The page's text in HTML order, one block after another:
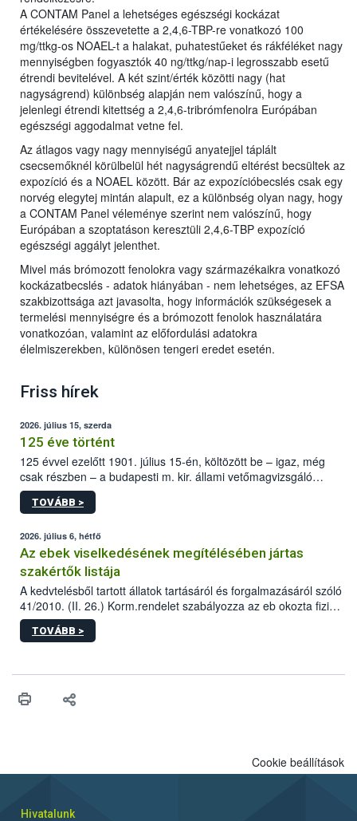
A CONTAM Panel a lehetséges egészségi kockázat
értékelésére összevetette a 2,4,6-TBP-re vonatkozó 100
mg/ttkg-os NOAEL-t a halakat, puhatestűeket és rákféléket nagy
mennyiségben fogyasztók 40 ng/ttkg/nap-i legrosszabb esetű
étrendi bevitelével. A két szint/érték közötti nagy (hat
nagyságrend) különbség alapján nem valószínű, hogy a
jelenlegi étrendi kitettség a 2,4,6-tribrómfenolra Európában
egészségi aggodalmat vetne fel.
Az átlagos vagy nagy mennyiségű anyatejjel táplált
csecsemőknél körülbelül hét nagyságrendű eltérést becsültek az
expozíció és a NOAEL között. Bár az expozícióbecslés csak egy
norvég elegytej mintán alapult, ez a különbség olyan nagy, hogy
a CONTAM Panel véleménye szerint nem valószínű, hogy
Európában a szoptatáson keresztüli 2,4,6-TBP expozíció
egészségi aggályt jelenthet.
Mivel más brómozott fenolokra vagy származékaikra vonatkozó
kockázatbecslés - adatok hiányában - nem lehetséges, az EFSA
szakbizottsága azt javasolta, hogy információk szükségesek a
termelési mennyiségre és a brómozott fenolok használatára
vonatkozóan, valamint az előfordulási adatokra
élelmiszerekben, különösen tengeri eredet esetén.
Friss hírek
2026. július 15, szerda
125 éve történt
125 évvel ezelőtt 1901. július 15-én, költözött be – igaz, még
csak részben – a budapesti m. kir. állami vetőmagvizsgáló
állomás a Kis Rókus utca 15. szám alatti, Czigler Győző által
tervezett új épületébe.
TOVÁBB >
2026. július 6, hétfő
Az ebek viselkedésének megítélésében jártas
szakértők listája
A kedvtelésből tartott állatok tartásáról és forgalmazásáról szóló
41/2010. (II. 26.) Korm.rendelet szabályozza az eb okozta fizikai
sérülés, illetve ennek veszélye keletkezésekor felmerülő
hatósági feladatokat, valamint a veszélyes eb tartását és annak
TOVÁBB >
Cookie beállítások
Hivatalunk